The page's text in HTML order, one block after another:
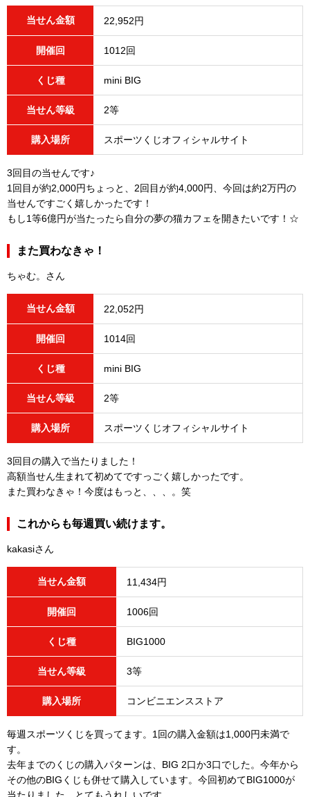
当せん金額 22,952円
開催回 1012回
くじ種 mini BIG
当せん等級 2等
購入場所 スポーツくじオフィシャルサイト
3回目の当せんです♪
1回目が約2,000円ちょっと、2回目が約4,000円、今回は約2万円の
当せんですごく嬉しかったです！
もし1等6億円が当たったら自分の夢の猫カフェを開きたいです！☆
また買わなきゃ！
ちゃむ。さん
当せん金額 22,052円
開催回 1014回
くじ種 mini BIG
当せん等級 2等
購入場所 スポーツくじオフィシャルサイト
3回目の購入で当たりました！
高額当せん生まれて初めてですっごく嬉しかったです。
また買わなきゃ！今度はもっと、、、。笑
これからも毎週買い続けます。
kakasiさん
当せん金額 11,434円
開催回 1006回
くじ種 BIG1000
当せん等級 3等
購入場所 コンビニエンスストア
毎週スポーツくじを買ってます。1回の購入金額は1,000円未満で
す。
去年までのくじの購入パターンは、BIG 2口か3口でした。今年から
その他のBIGくじも併せて購入しています。今回初めてBIG1000が